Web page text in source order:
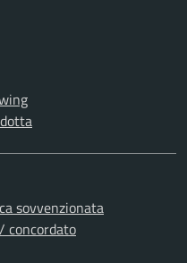
sovvenzionata
concordato